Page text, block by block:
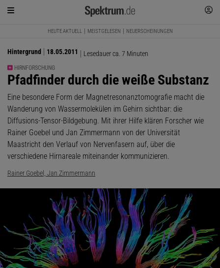
HEUTE AKTUELL MEISTGELESEN NEUERSCHEINUNGEN
Hintergrund 18.05.2011 Lesedauer ca. 7 Minuten
HIRNFORSCHUNG
:
Pfadfinder durch die weiße Substanz
Eine besondere Form der Magnetresonanztomografie macht die
Wanderung von Wassermolekülen im Gehirn sichtbar: die
Diffusions-Tensor-Bildgebung. Mit ihrer Hilfe klären Forscher wie
Rainer Goebel und Jan Zimmermann von der Universität
Maastricht den Verlauf von Nervenfasern auf, über die
verschiedene Hirnareale miteinander kommunizieren.
Rainer Goebel, Jan Zimmermann